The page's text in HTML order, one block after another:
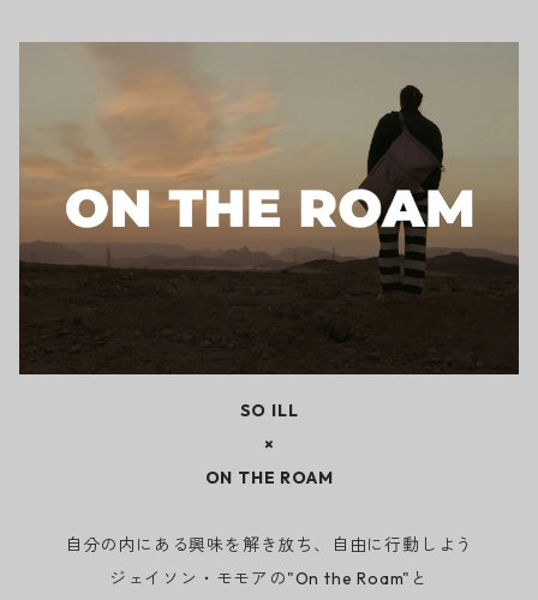
SO ILL
×
ON THE ROAM
自分の内にある興味を解き放ち、自由に行動しよう
ジェイソン・モモアの"On the Roam"と